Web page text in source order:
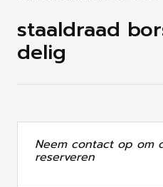
staaldraad
delig
Neem contact op om
reserveren